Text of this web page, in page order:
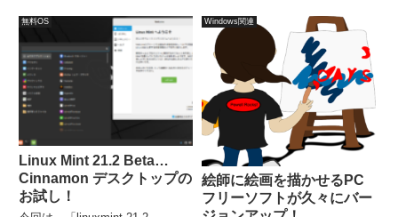
語入力も可能になっています。
ては別途対応が必要でした。
無料OS
Linux Mint 21.2 Beta…
Cinnamon デスクトップの
お試し！
Windows関連
絵師に絵画を描かせるPC
フリーソフトが久々にバー